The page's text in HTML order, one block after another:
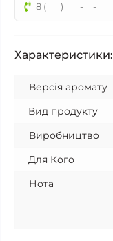
Характеристики:
Версія аромату
Вид продукту
Виробництво
Для Кого
Нота